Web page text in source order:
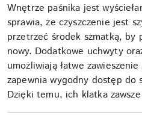
Wnętrze paśnika jest
sprawia, że czyszczenie jest
przetrzeć środek szmatką, by
nowy. Dodatkowe uchwyty
umożliwiają łatwe
zapewnia wygodny dostęp do
Dzięki temu, ich klatka